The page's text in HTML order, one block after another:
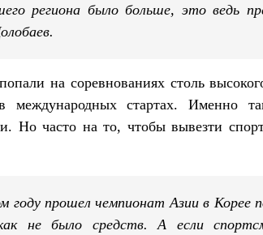
региона было больше, это ведь
на соревнованиях столь
международных стартах. Именно
Но часто на то, чтобы вывезти
году прошел чемпионат Азии в Корее
не было средств. А если